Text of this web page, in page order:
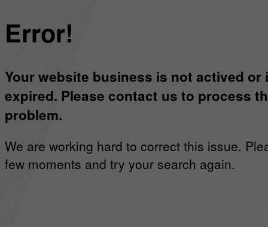
Error!
Your website business is not actived or
expired. Please contact us to process
problem.
We are working hard to correct this issue.
few moments and try your search again.